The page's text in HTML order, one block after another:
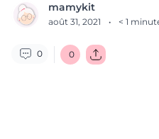
mamykit
août 31, 2021 · < 1
0 0